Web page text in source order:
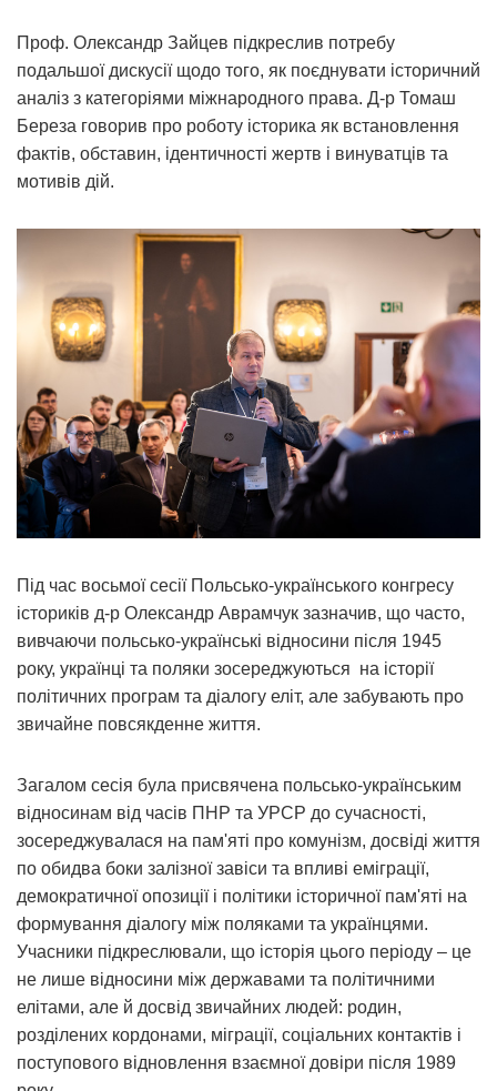
Проф. Олександр Зайцев підкреслив потребу
подальшої дискусії щодо того, як поєднувати історичний
аналіз з категоріями міжнародного права. Д-р Томаш
Береза говорив про роботу історика як встановлення
фактів, обставин, ідентичності жертв і винуватців та
мотивів дій.
Під час восьмої сесії Польсько-українського конгресу
істориків д-р Олександр Аврамчук зазначив, що часто,
вивчаючи польсько-українські відносини після 1945
року, українці та поляки зосереджуються на історії
політичних програм та діалогу еліт, але забувають про
звичайне повсякденне життя.
Загалом сесія була присвячена польсько-українським
відносинам від часів ПНР та УРСР до сучасності,
зосереджувалася на пам'яті про комунізм, досвіді життя
по обидва боки залізної завіси та впливі еміграції,
демократичної опозиції і політики історичної пам'яті на
формування діалогу між поляками та українцями.
Учасники підкреслювали, що історія цього періоду – це
не лише відносини між державами та політичними
елітами, але й досвід звичайних людей: родин,
розділених кордонами, міграції, соціальних контактів і
поступового відновлення взаємної довіри після 1989